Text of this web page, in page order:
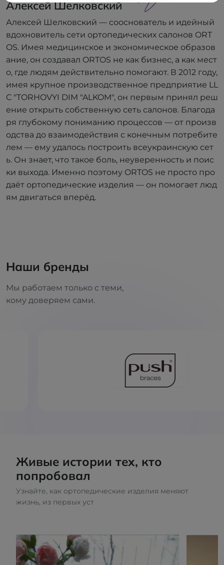
Алексей Шелковский
Алексей Шелковский — сооснователь и идейный
вдохновитель сети ортопедических салонов ORT
OS. Имея медицинское и экономическое образов
ание, он создавал ORTOS не как бизнес, а как мест
о, где людям действительно помогают. В 2012 году,
имея крупное производственное предприятие LL
C "TORHOVYI DIM "ALKOM", он первым принял реш
ение открыть собственную сеть салонов. Благода
ря глубокому пониманию процессов — от произв
одства до взаимодействия с конечным потребите
лем — ему удалось построить всеукраинскую сет
ь. Он знает, что такое боль, неуверенность и поис
ки выхода. Именно поэтому ORTOS не просто про
даёт ортопедические изделия — он помогает люд
ям двигаться вперёд.
Наши бренды
Мы работаем только с теми,
кому доверяем сами.
Живые истории тех, кто
попробовал
Узнайте, как ортопедические изделия меняют
жизнь, из первых уст